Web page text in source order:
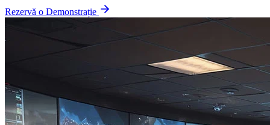
Rezervă o Demonstrație